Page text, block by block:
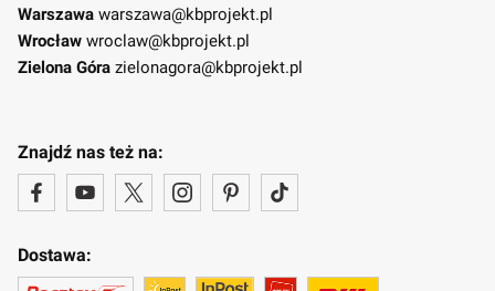
Warszawa warszawa@kbprojekt.pl
Wrocław wroclaw@kbprojekt.pl
Zielona Góra zielonagora@kbprojekt.pl
Znajdź nas też na:
Dostawa: